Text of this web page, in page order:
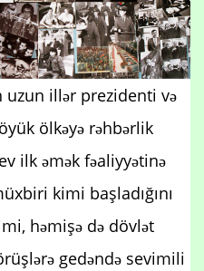
uzun illər prezidenti və
ölkəyə rəhbərlik
ilk əmək fəaliyyətinə
kimi başladığını
həmişə də dövlət
gedəndə sevimili